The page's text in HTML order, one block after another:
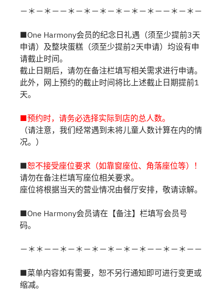
－＊－＊－－＊－＊－＊－＊－＊－＊－－＊－＊－
■One Harmony会员的纪念日礼遇（须至少提前3天
申请）及整块蛋糕（须至少提前2天申请）均设有申
请截止时间。
截止日期后，请勿在备注栏填写相关需求进行申请。
此外，网上预约的截止时间将比上述截止日期提前1
天。
■预约时，请务必选择实际到店的总人数。
（请注意，我们经常遇到未将儿童人数计算在内的情
况。）
■恕不接受座位要求（如靠窗座位、角落座位等）！
请勿在备注栏填写座位相关要求。
座位将根据当天的营业情况由餐厅安排，敬请谅解。
■One Harmony会员请在【备注】栏填写会员号
码。
－＊＊－－＊－＊－＊－＊－＊－＊－－＊－＊－－
■菜单内容如有需要，恕不另行通知即可进行变更或
缩减。